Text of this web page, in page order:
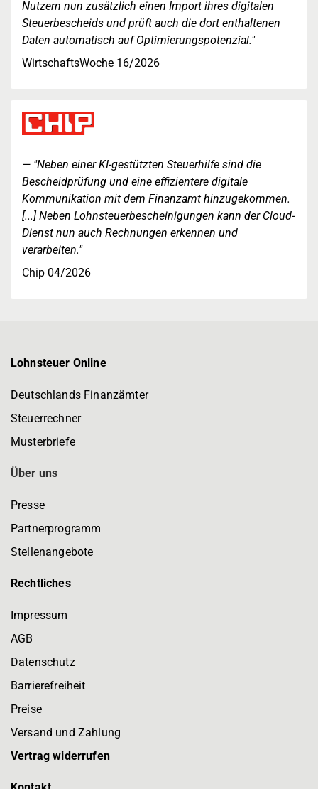
Nutzern nun zusätzlich einen Import ihres digitalen
Steuerbescheids und prüft auch die dort enthaltenen
Daten automatisch auf Optimierungspotenzial."
WirtschaftsWoche 16/2026
"Neben einer KI-gestützten Steuerhilfe sind die
Bescheidprüfung und eine effizientere digitale
Kommunikation mit dem Finanzamt hinzugekommen.
[...] Neben Lohnsteuerbescheinigungen kann der Cloud-
Dienst nun auch Rechnungen erkennen und
verarbeiten."
Chip 04/2026
Lohnsteuer Online
Deutschlands Finanzämter
Steuerrechner
Musterbriefe
Über uns
Presse
Partnerprogramm
Stellenangebote
Rechtliches
Impressum
AGB
Datenschutz
Barrierefreiheit
Preise
Versand und Zahlung
Vertrag widerrufen